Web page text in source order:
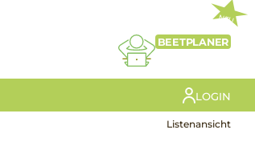
NEU
BEETPLANER
LOGIN
Listenansicht